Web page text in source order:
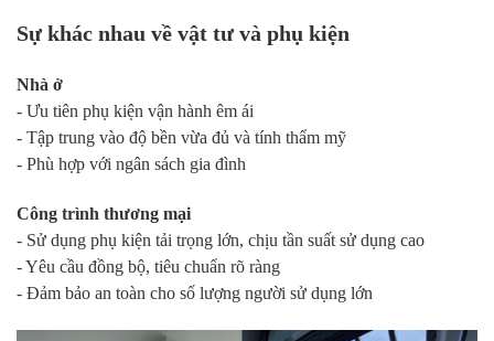
Sự khác nhau về vật tư và phụ kiện
Nhà ở
- Ưu tiên phụ kiện vận hành êm ái
- Tập trung vào độ bền vừa đủ và tính thẩm mỹ
- Phù hợp với ngân sách gia đình
Công trình thương mại
- Sử dụng phụ kiện tải trọng lớn, chịu tần suất sử dụng cao
- Yêu cầu đồng bộ, tiêu chuẩn rõ ràng
- Đảm bảo an toàn cho số lượng người sử dụng lớn